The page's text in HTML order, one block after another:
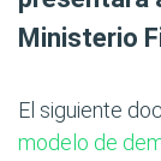
Ministerio
El siguiente
modelo de